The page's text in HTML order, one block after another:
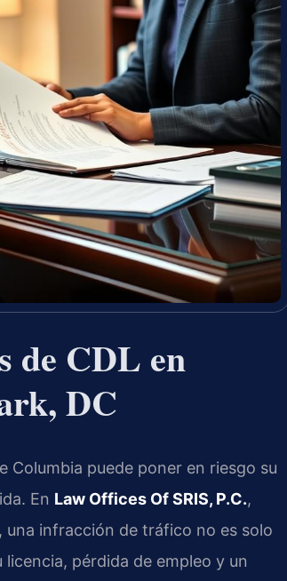
de CDL en
DC
Columbia puede poner en riesgo su
En Law Offices Of SRIS, P.C.,
infracción de tráfico no es solo
pérdida de empleo y un